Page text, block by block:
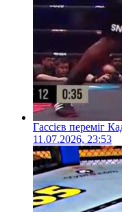
Гассієв переміг
11.07.2026, 23:53